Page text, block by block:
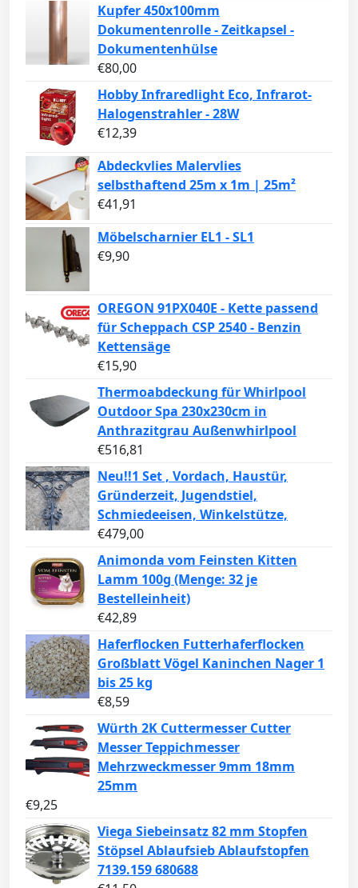
Kupfer 450x100mm
Dokumentenrolle - Zeitkapsel -
Dokumentenhülse
€80,00
Hobby Infraredlight Eco, Infrarot-
Halogenstrahler - 28W
€12,39
Abdeckvlies Malervlies
selbsthaftend 25m x 1m | 25m²
€41,91
Möbelscharnier EL1 - SL1
€9,90
OREGON 91PX040E - Kette passend
für Scheppach CSP 2540 - Benzin
Kettensäge
€15,90
Thermoabdeckung für Whirlpool
Outdoor Spa 230x230cm in
Anthrazitgrau Außenwhirlpool
€516,81
Neu!!1 Set , Vordach, Haustür,
Gründerzeit, Jugendstiel,
Schmiedeeisen, Winkelstütze,
€479,00
Animonda vom Feinsten Kitten
Lamm 100g (Menge: 32 je
Bestelleinheit)
€42,89
Haferflocken Futterhaferflocken
Großblatt Vögel Kaninchen Nager 1
bis 25 kg
€8,59
Würth 2K Cuttermesser Cutter
Messer Teppichmesser
Mehrzweckmesser 9mm 18mm
25mm
€9,25
Viega Siebeinsatz 82 mm Stopfen
Stöpsel Ablaufsieb Ablaufstopfen
7139.159 680688